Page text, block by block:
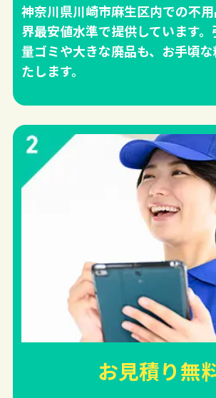
神奈川県川崎市麻生区内での不
界最安値水準で提供しています
量ゴミや大きな廃品も、お手頃
たします。
お見積り無